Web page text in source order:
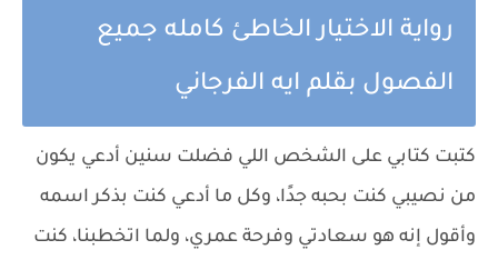
رواية الاختيار الخاطئ كامله جميع
الفصول بقلم ايه الفرجاني
كتبت كتابي على الشخص اللي فضلت سنين أدعي يكون
من نصيبي كنت بحبه جدًا، وكل ما أدعي كنت بذكر اسمه
وأقول إنه هو سعادتي وفرحة عمري، ولما اتخطبنا، كنت